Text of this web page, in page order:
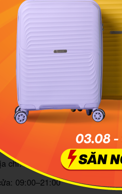
The Mint chuyên các
Ảnh minh
official
chỉ: 503 A11, tổ 16, Kim Liên,
09:00–21:00